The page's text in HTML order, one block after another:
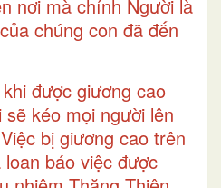
nơi mà chính Người là
chúng con đã đến
được giương cao
kéo mọi người lên
bị giương cao trên
báo việc được